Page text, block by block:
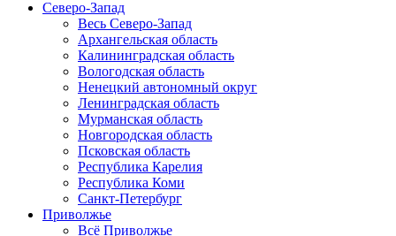
Северо-Запад
Весь Северо-Запад
Архангельская область
Калининградская область
Вологодская область
Ненецкий автономный округ
Ленинградская область
Мурманская область
Новгородская область
Псковская область
Республика Карелия
Республика Коми
Санкт-Петербург
Приволжье
Всё Приволжье